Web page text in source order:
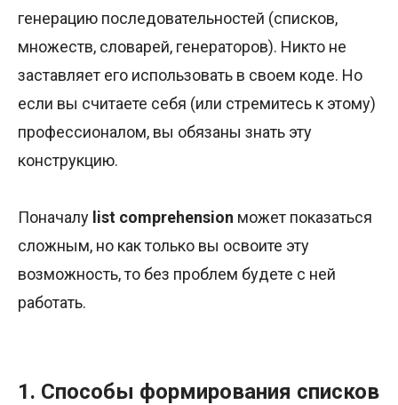
генерацию последовательностей (списков,
множеств, словарей, генераторов). Никто не
заставляет его использовать в своем коде. Но
если вы считаете себя (или стремитесь к этому)
профессионалом, вы обязаны знать эту
конструкцию.
Поначалу list comprehension может показаться
сложным, но как только вы освоите эту
возможность, то без проблем будете с ней
работать.
1. Способы формирования списков